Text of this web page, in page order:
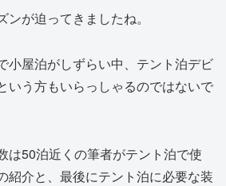
が迫ってきましたね。
小屋泊がしずらい中、テント泊デビ
いう方もいらっしゃるのではないで
は50泊近くの筆者がテント泊で使
紹介と、最後にテント泊に必要な装